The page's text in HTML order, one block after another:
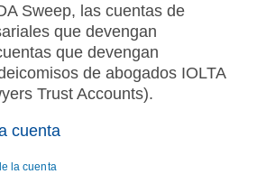
Sweep, las cuentas de
que devengan
que devengan
de abogados IOLTA
Trust Accounts).
cuenta
la cuenta